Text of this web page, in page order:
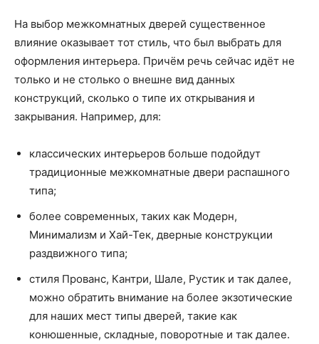
На выбор межкомнатных дверей существенное
влияние оказывает тот стиль, что был выбрать для
оформления интерьера. Причём речь сейчас идёт не
только и не столько о внешне вид данных
конструкций, сколько о типе их открывания и
закрывания. Например, для:
классических интерьеров больше подойдут
традиционные межкомнатные двери распашного
типа;
более современных, таких как Модерн,
Минимализм и Хай-Тек, дверные конструкции
раздвижного типа;
стиля Прованс, Кантри, Шале, Рустик и так далее,
можно обратить внимание на более экзотические
для наших мест типы дверей, такие как
конюшенные, складные, поворотные и так далее.